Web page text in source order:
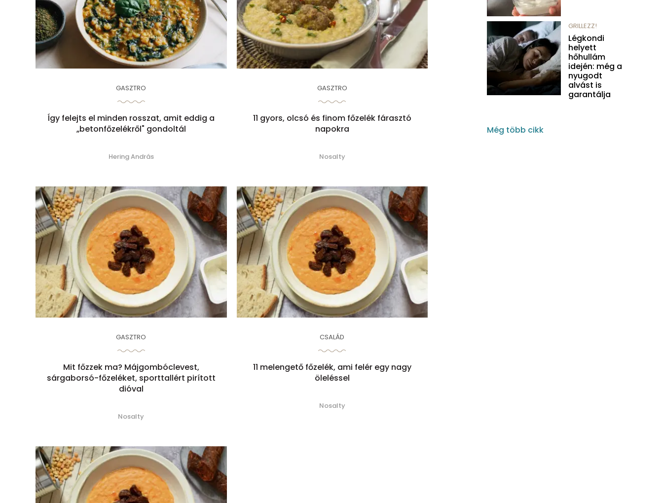
GASZTRO
Így felejts el minden rosszat, amit eddig a
„betonfőzelékről" gondoltál
Hering András
GASZTRO
11 gyors, olcsó és finom főzelék fárasztó
napokra
Nosalty
GASZTRO
Mit főzzek ma? Májgombóclevest,
sárgaborsó-főzeléket, sporttallért pirított
dióval
Nosalty
CSALÁD
11 melengető főzelék, ami felér egy nagy
öleléssel
Nosalty
GRILLEZZ!
Légkondi
helyett
hőhullám
idején: még a
nyugodt
alvást is
garantálja
Még több cikk